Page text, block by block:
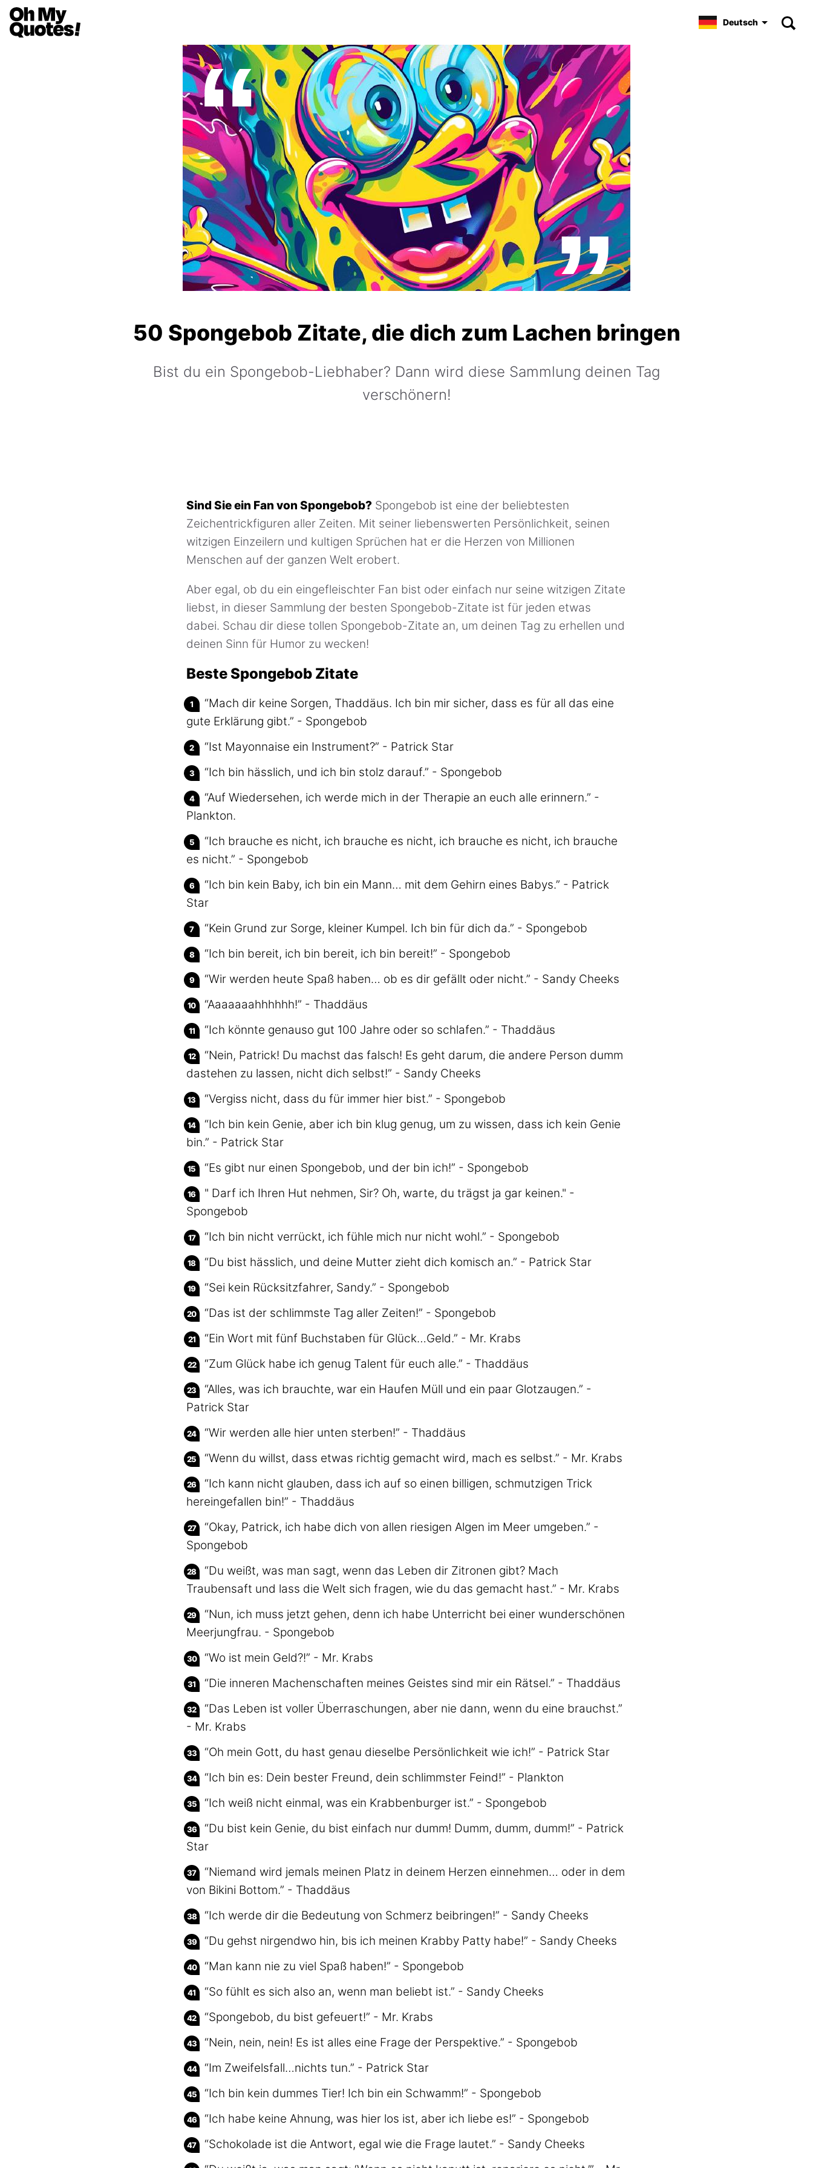
Deutsch
50 Spongebob Zitate, die dich zum Lachen bringen
Bist du ein Spongebob-Liebhaber? Dann wird diese Sammlung deinen Tag
verschönern!
Sind Sie ein Fan von Spongebob? Spongebob ist eine der beliebtesten
Zeichentrickfiguren aller Zeiten. Mit seiner liebenswerten Persönlichkeit, seinen
witzigen Einzeilern und kultigen Sprüchen hat er die Herzen von Millionen
Menschen auf der ganzen Welt erobert.
Aber egal, ob du ein eingefleischter Fan bist oder einfach nur seine witzigen Zitate
liebst, in dieser Sammlung der besten Spongebob-Zitate ist für jeden etwas
dabei. Schau dir diese tollen Spongebob-Zitate an, um deinen Tag zu erhellen und
deinen Sinn für Humor zu wecken!
Beste Spongebob Zitate
“Mach dir keine Sorgen, Thaddäus. Ich bin mir sicher, dass es für all das eine
gute Erklärung gibt.” - Spongebob
“Ist Mayonnaise ein Instrument?” - Patrick Star
“Ich bin hässlich, und ich bin stolz darauf.” - Spongebob
“Auf Wiedersehen, ich werde mich in der Therapie an euch alle erinnern.” -
Plankton.
“Ich brauche es nicht, ich brauche es nicht, ich brauche es nicht, ich brauche
es nicht.” - Spongebob
“Ich bin kein Baby, ich bin ein Mann… mit dem Gehirn eines Babys.” - Patrick
Star
“Kein Grund zur Sorge, kleiner Kumpel. Ich bin für dich da.” - Spongebob
“Ich bin bereit, ich bin bereit, ich bin bereit!” - Spongebob
“Wir werden heute Spaß haben… ob es dir gefällt oder nicht.” - Sandy Cheeks
“Aaaaaaahhhhhh!” - Thaddäus
“Ich könnte genauso gut 100 Jahre oder so schlafen.” - Thaddäus
“Nein, Patrick! Du machst das falsch! Es geht darum, die andere Person dumm
dastehen zu lassen, nicht dich selbst!” - Sandy Cheeks
“Vergiss nicht, dass du für immer hier bist.” - Spongebob
“Ich bin kein Genie, aber ich bin klug genug, um zu wissen, dass ich kein Genie
bin.” - Patrick Star
“Es gibt nur einen Spongebob, und der bin ich!” - Spongebob
" Darf ich Ihren Hut nehmen, Sir? Oh, warte, du trägst ja gar keinen." -
Spongebob
“Ich bin nicht verrückt, ich fühle mich nur nicht wohl.” - Spongebob
“Du bist hässlich, und deine Mutter zieht dich komisch an.” - Patrick Star
“Sei kein Rücksitzfahrer, Sandy.” - Spongebob
“Das ist der schlimmste Tag aller Zeiten!” - Spongebob
“Ein Wort mit fünf Buchstaben für Glück…Geld.” - Mr. Krabs
“Zum Glück habe ich genug Talent für euch alle.” - Thaddäus
“Alles, was ich brauchte, war ein Haufen Müll und ein paar Glotzaugen.” -
Patrick Star
“Wir werden alle hier unten sterben!” - Thaddäus
“Wenn du willst, dass etwas richtig gemacht wird, mach es selbst.” - Mr. Krabs
“Ich kann nicht glauben, dass ich auf so einen billigen, schmutzigen Trick
hereingefallen bin!” - Thaddäus
“Okay, Patrick, ich habe dich von allen riesigen Algen im Meer umgeben.” -
Spongebob
“Du weißt, was man sagt, wenn das Leben dir Zitronen gibt? Mach
Traubensaft und lass die Welt sich fragen, wie du das gemacht hast.” - Mr. Krabs
“Nun, ich muss jetzt gehen, denn ich habe Unterricht bei einer wunderschönen
Meerjungfrau. - Spongebob
“Wo ist mein Geld?!” - Mr. Krabs
“Die inneren Machenschaften meines Geistes sind mir ein Rätsel.” - Thaddäus
“Das Leben ist voller Überraschungen, aber nie dann, wenn du eine brauchst.”
- Mr. Krabs
“Oh mein Gott, du hast genau dieselbe Persönlichkeit wie ich!” - Patrick Star
“Ich bin es: Dein bester Freund, dein schlimmster Feind!” - Plankton
“Ich weiß nicht einmal, was ein Krabbenburger ist.” - Spongebob
“Du bist kein Genie, du bist einfach nur dumm! Dumm, dumm, dumm!” - Patrick
Star
“Niemand wird jemals meinen Platz in deinem Herzen einnehmen… oder in dem
von Bikini Bottom.” - Thaddäus
“Ich werde dir die Bedeutung von Schmerz beibringen!” - Sandy Cheeks
“Du gehst nirgendwo hin, bis ich meinen Krabby Patty habe!” - Sandy Cheeks
“Man kann nie zu viel Spaß haben!” - Spongebob
“So fühlt es sich also an, wenn man beliebt ist.” - Sandy Cheeks
“Spongebob, du bist gefeuert!” - Mr. Krabs
“Nein, nein, nein! Es ist alles eine Frage der Perspektive.” - Spongebob
“Im Zweifelsfall…nichts tun.” - Patrick Star
“Ich bin kein dummes Tier! Ich bin ein Schwamm!” - Spongebob
“Ich habe keine Ahnung, was hier los ist, aber ich liebe es!” - Spongebob
“Schokolade ist die Antwort, egal wie die Frage lautet.” - Sandy Cheeks